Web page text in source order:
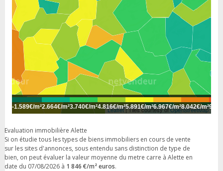
Leaflet| Tiles courtesy ofOpenStreetMap
-1.589€/m²2.664€/m²3.740€/m²4.816€/m²5.891€/m²6.967€/m²8.042€/m²
Evaluation immobilière Alette
Si on étudie tous les types de biens immobiliers en cours de vente
sur les sites d'annonces, sous entendu sans distinction de type de
bien, on peut évaluer la valeur moyenne du metre carre à Alette en
date du 07/08/2026 à 1 846 €/m² euros.